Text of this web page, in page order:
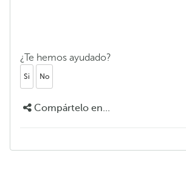
¿Te hemos ayudado?
Si No
Compártelo en...